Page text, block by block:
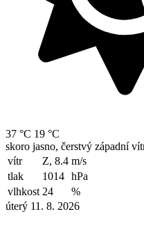
37 °C 19 °C
skoro jasno, čerstvý západní
vítr
Z, 8.4 m/s
tlak
1014 hPa
vlhkost 24
%
úterý 11. 8. 2026